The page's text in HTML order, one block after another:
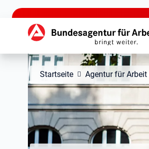
zu den Hauptinhalten springen
Hauptnavigation
Startseite Agentur für Arbeit